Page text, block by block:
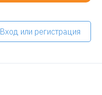
Вход или регистрация